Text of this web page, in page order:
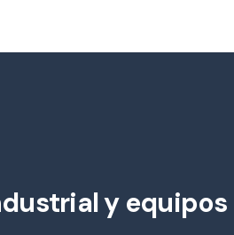
y equipos